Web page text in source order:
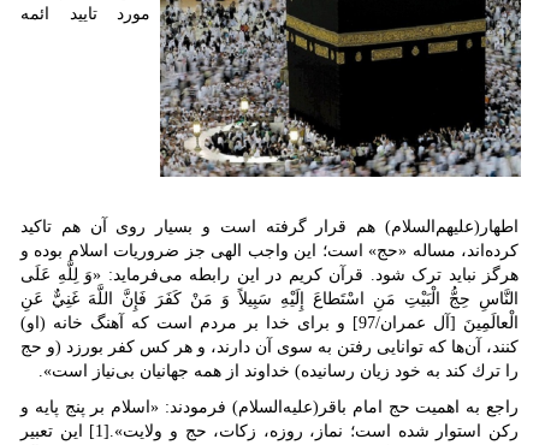
مورد تایید ائمه
اطهار(علیهم‌السلام) هم قرار گرفته است و بسیار روی آن هم تاکید
کرده‌اند، مساله «حج» است؛ این واجب الهی جز ضروریات اسلام بوده و
هرگز نباید ترک شود. قرآن کریم در این رابطه می‌فرماید: «وَ لِلَّهِ عَلَى
النَّاسِ حِجُّ الْبَيْتِ مَنِ اسْتَطاعَ إِلَيْهِ سَبِيلاً وَ مَنْ كَفَرَ فَإِنَّ اللَّهَ غَنِيٌّ عَنِ
الْعالَمِينَ [آل عمران/97] و براى خدا بر مردم است كه آهنگ خانه (او)
كنند، آن‌ها كه توانايى رفتن به سوى آن دارند، و هر كس كفر بورزد (و حج
را ترك كند به خود زيان رسانيده) خداوند از همه جهانيان بى‌نياز است».
راجع به اهمیت حج امام باقر(علیه‌السلام) فرمودند: «اسلام بر پنج پایه و
رکن استوار شده است؛ نماز، روزه، زکات، حج و ولایت».[1] این تعبیر